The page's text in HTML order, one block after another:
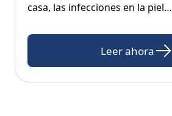
casa, las infecciones en la piel…
Leer ahora